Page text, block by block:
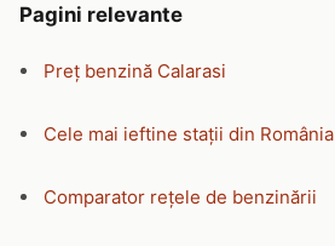
Pagini relevante
Preț benzină Calarasi
Cele mai ieftine stații din România
Comparator rețele de benzinării